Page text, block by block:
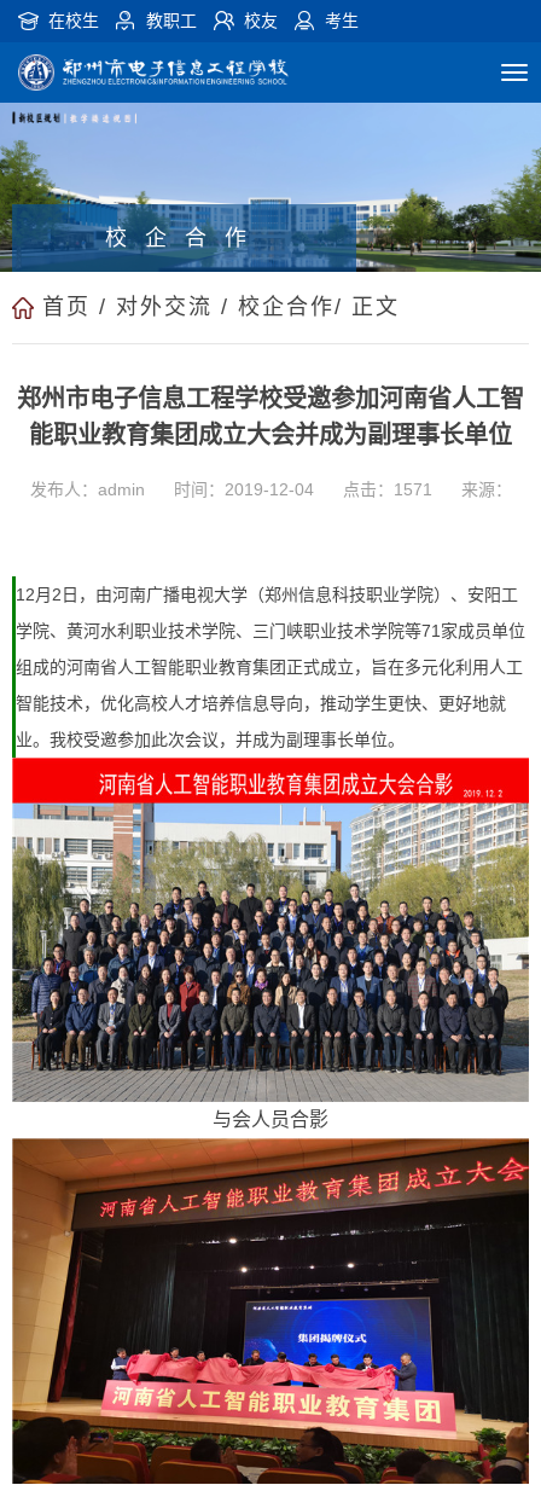
在校生 教职工 校友 考生
校企合作
首页 / 对外交流 / 校企合作/ 正文
郑州市电子信息工程学校受邀参加河南省人工智
能职业教育集团成立大会并成为副理事长单位
发布人：admin 时间：2019-12-04 点击： 1571 来源：
12月2日，由河南广播电视大学（郑州信息科技职业学院）、安阳工
学院、黄河水利职业技术学院、三门峡职业技术学院等71家成员单位
组成的河南省人工智能职业教育集团正式成立，旨在多元化利用人工
智能技术，优化高校人才培养信息导向，推动学生更快、更好地就
业。我校受邀参加此次会议，并成为副理事长单位。
与会人员合影